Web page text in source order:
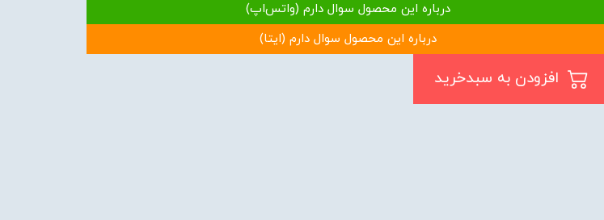
درباره این محصول سوال دارم (واتس‌اپ)
درباره این محصول سوال دارم (ایتا)